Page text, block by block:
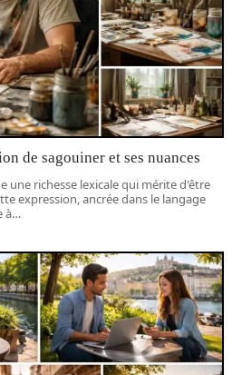
de sagouiner et ses nuances
une richesse lexicale qui mérite d'être
expression, ancrée dans le langage
à…